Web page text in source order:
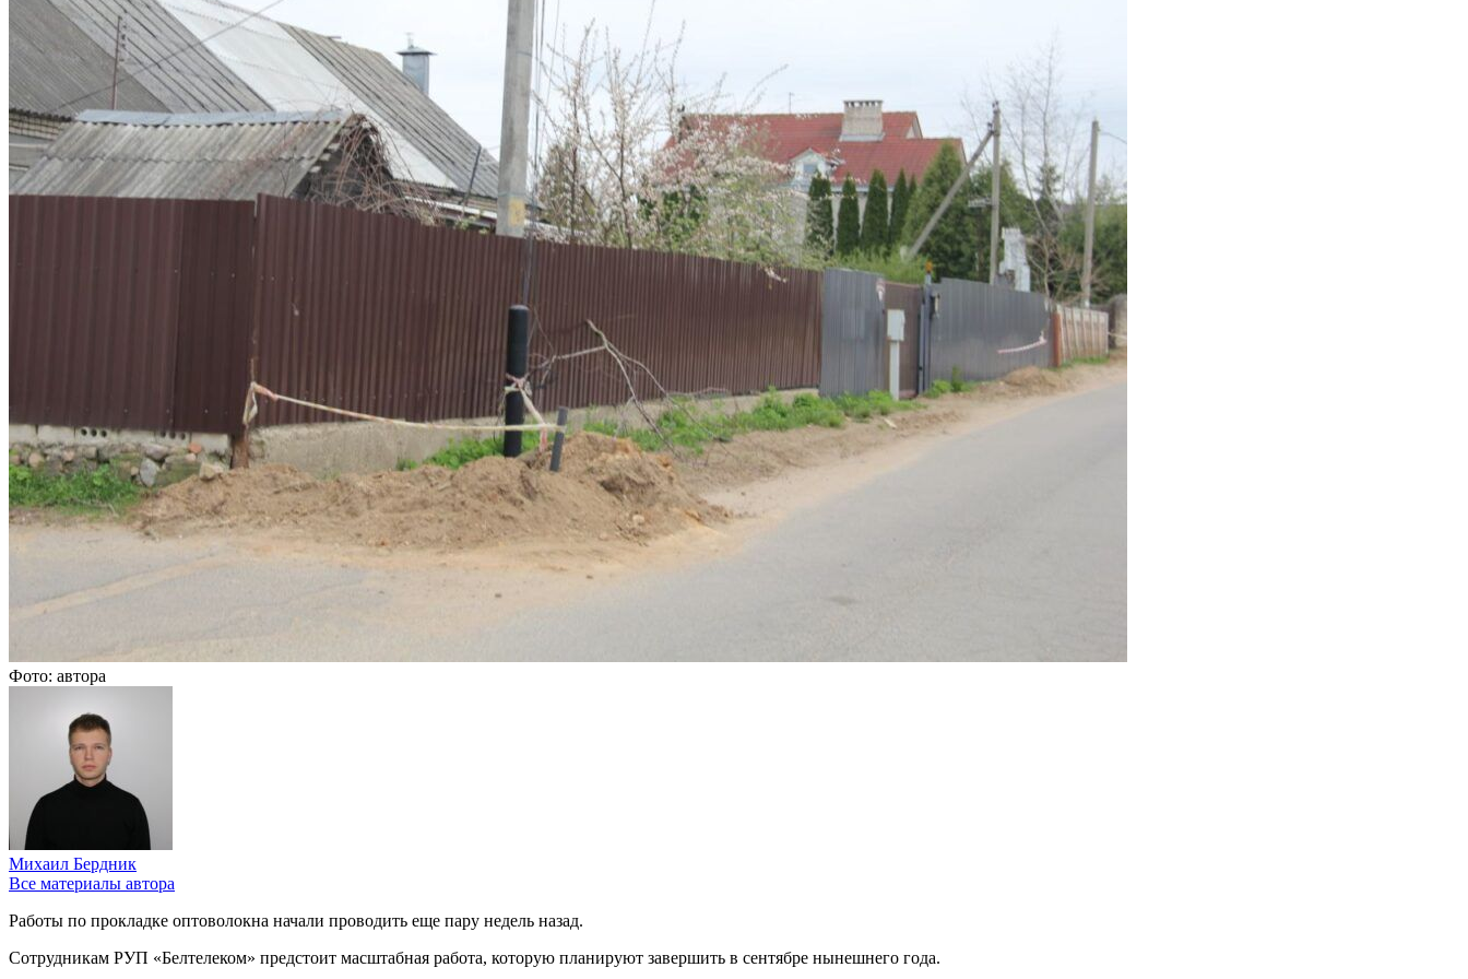
Фото: автора
Михаил Бердник
Все материалы автора
Работы по прокладке оптоволокна начали проводить еще пару недель назад.
Сотрудникам РУП «Белтелеком» предстоит масштабная работа, которую планируют завершить в сентябре нынешнего года.